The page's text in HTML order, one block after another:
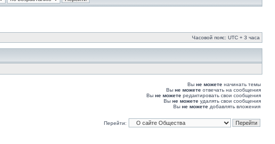
Часовой пояс: UTC + 3 часа
Вы не можете начинать темы
Вы не можете отвечать на сообщения
Вы не можете редактировать свои сообщения
Вы не можете удалять свои сообщения
Вы не можете добавлять вложения
Перейти: